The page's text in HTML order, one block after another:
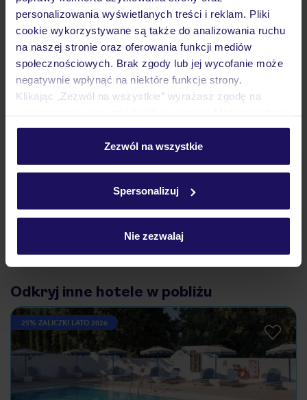
personalizowania wyświetlanych treści i reklam. Pliki
cookie wykorzystywane są także do analizowania ruchu
na naszej stronie oraz oferowania funkcji mediów
społecznościowych. Brak zgody lub jej wycofanie może
negatywnie wpłynąć na niektóre funkcje strony.
Klikając „Zezwól na wszystkie” wyrażasz zgodę na
personalizować swój wybór wchodząc w zakładkę
Szczegółowe informacje o plikach cookie znajdziesz
Zezwól na wszystkie
Spersonalizuj
Nie zezwalaj
Atrakcje
Ważne informacje
Często zadawane pytania
Jak zmienić uczestników/osobę zgłaszającą?
Czy w Hotelu będzie przedstawiciel TUI?
Na jakiej podstawie i gdzie otrzymam karty
pokładowe/bilety lotnicze?
Odkryj inne hotele w pobliżu
25% ZALICZKI LATO 2026